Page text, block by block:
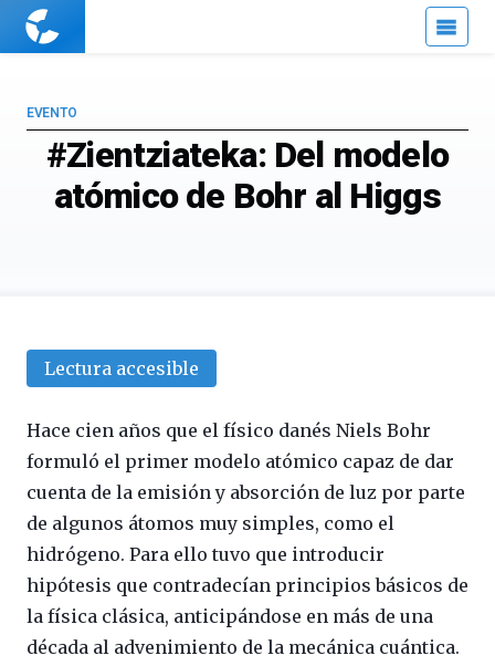
Cuaderno
#Zientziateka: Del modelo
atómico de Bohr al Higgs
EVENTO
Lectura accesible
Hace cien años que el físico danés Niels Bohr
formuló el primer modelo atómico capaz de dar
cuenta de la emisión y absorción de luz por parte
de algunos átomos muy simples, como el
hidrógeno. Para ello tuvo que introducir
hipótesis que contradecían principios básicos de
la física clásica, anticipándose en más de una
década al advenimiento de la mecánica cuántica.